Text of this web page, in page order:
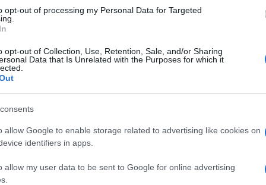
opt-out of processing my Personal Data for Targeted
opt-out of Collection, Use, Retention, Sale, and/or Sharing
Data that Is Unrelated with the Purposes for which it
allow Google to enable storage related to advertising like cookies on
identifiers in apps.
allow my user data to be sent to Google for online advertising
αυτό. Ήταν όνειρό μου να δουλέψω
για πάντα ο αγαπημένος μου άνθρωπος
ποτέ.